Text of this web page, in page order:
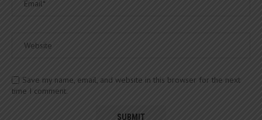
Save my name, email, and website in this browser for the next
time I comment.